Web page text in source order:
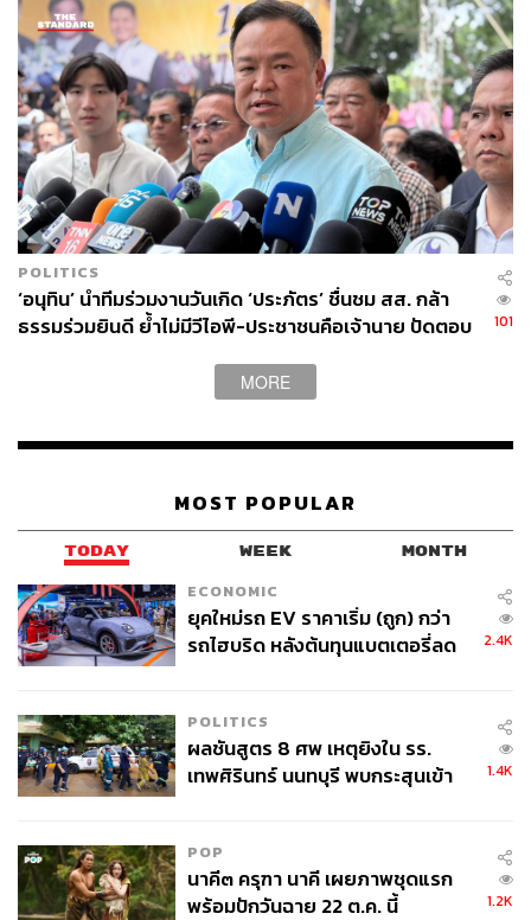
POLITICS
‘อนุทิน’ นำทีมร่วมงานวันเกิด ‘ประภัตร’ ชื่นชม สส. กล้า
ธรรมร่วมยินดี ย้ำไม่มีวีไอพี-ประชาชนคือเจ้านาย ปัดตอบ
101
MORE
MOST POPULAR
TODAY WEEK MONTH
ECONOMIC
ยุคใหม่รถ EV ราคาเริ่ม (ถูก) กว่า
รถไฮบริด หลังต้นทุนแบตเตอรี่ลด
2.4K
POLITICS
ผลชันสูตร 8 ศพ เหตุยิงใน รร.
เทพศิรินทร์ นนทบุรี พบกระสุนเข้า
1.4K
POP
นาคี๓ ครุฑา นาคี เผยภาพชุดแรก
พร้อมปักวันฉาย 22 ต.ค. นี้
1.2K